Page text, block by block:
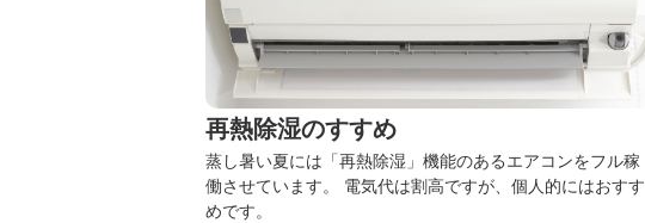
再熱除湿のすすめ
蒸し暑い夏には「再熱除湿」機能のあるエアコンをフル稼
働させています。 電気代は割高ですが、個人的にはおすす
めです。